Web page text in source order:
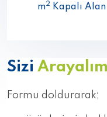
m2 Kapalı Alan
Sizi Arayalım
Formu doldurarak;